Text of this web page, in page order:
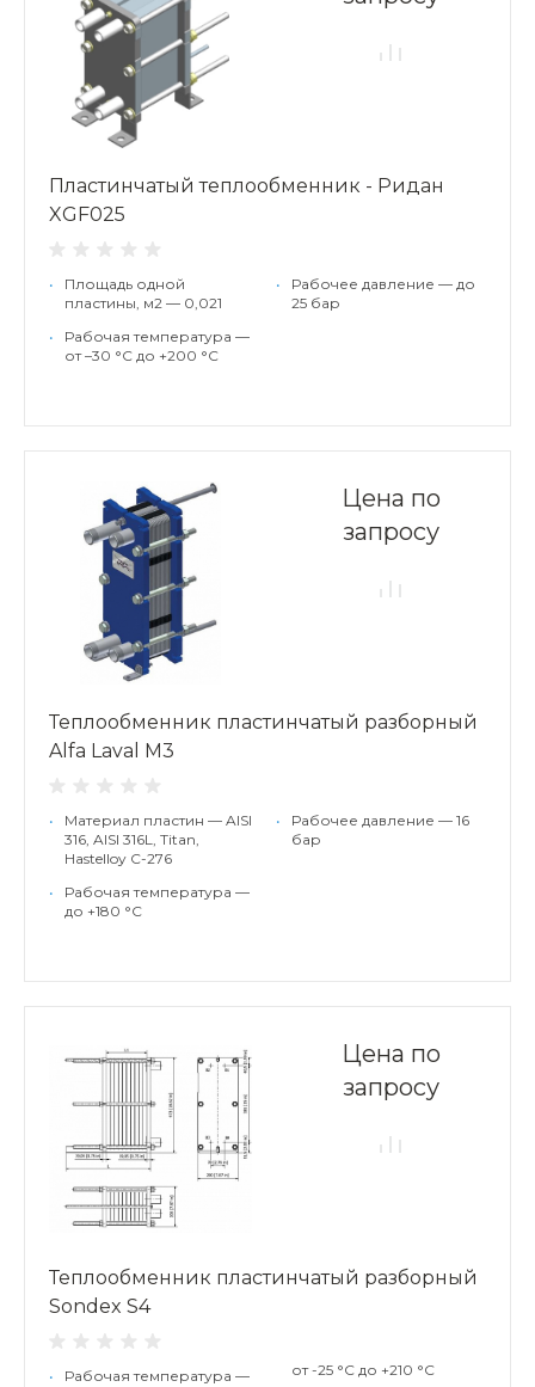
Пластинчатый теплообменник - Ридан
XGF025
•
Площадь одной
пластины, м2 — 0,021
•
Рабочая температура —
от –30 °С до +200 °С
•
Рабочее давление — до
25 бар
Цена по
запросу
Теплообменник пластинчатый разборный
Alfa Laval M3
•
Материал пластин — AISI
316, AISI 316L, Titan,
Hastelloy C-276
•
Рабочая температура —
до +180 °С
•
Рабочее давление — 16
бар
Цена по
запросу
Теплообменник пластинчатый разборный
Sondex S4
• Рабочая температура — от -25 °С до +210 °С